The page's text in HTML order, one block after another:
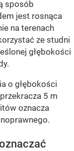
sposób
jest rosnąca
na terenach
ze studni
głębokości
o głębokości
5 m
oznacza